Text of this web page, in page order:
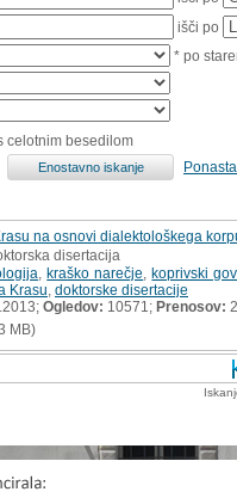
išči po
* po
celotnim besedilom
na osnovi dialektološkega
disertacija
,kraško narečje ,koprivski
Krasu doktorske disertacije
Ogledov: 10571; Prenosov:
MB)